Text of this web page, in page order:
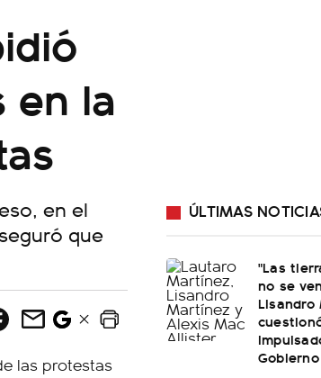
en la
en el
que
ÚLTIMAS
"Las
no se
Lisandro
Gobierno